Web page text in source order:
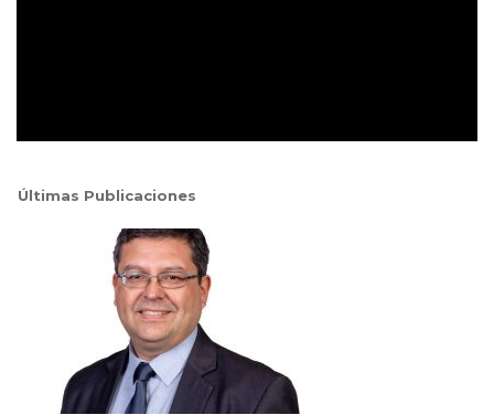
Últimas Publicaciones